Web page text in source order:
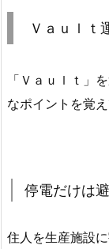
Ｖａｕｌｔ
「Ｖａｕｌｔ」
なポイントを覚
停電だけは
住人を生産施設